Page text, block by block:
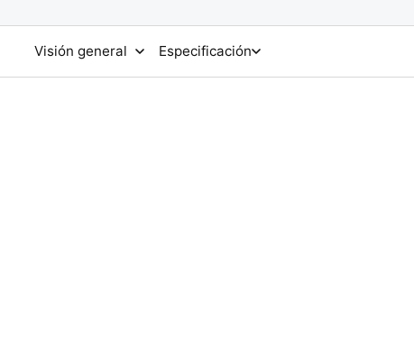
Visión general Especificación